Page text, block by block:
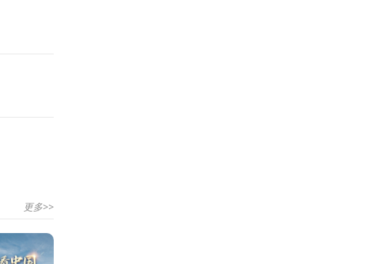
更多>>